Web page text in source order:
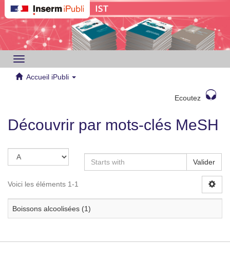
Toggle
navigation
Accueil iPubli
Ecoutez
Découvrir par mots-clés MeSH
Valider
Voici les éléments 1-1
Boissons alcoolisées (1)